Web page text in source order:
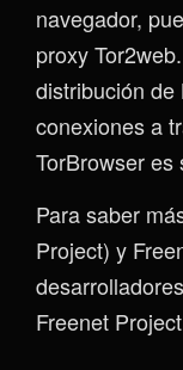
navegador,
proxy
distribución
conexiones a
TorBrowser es
Para saber
Project) y
Freenet